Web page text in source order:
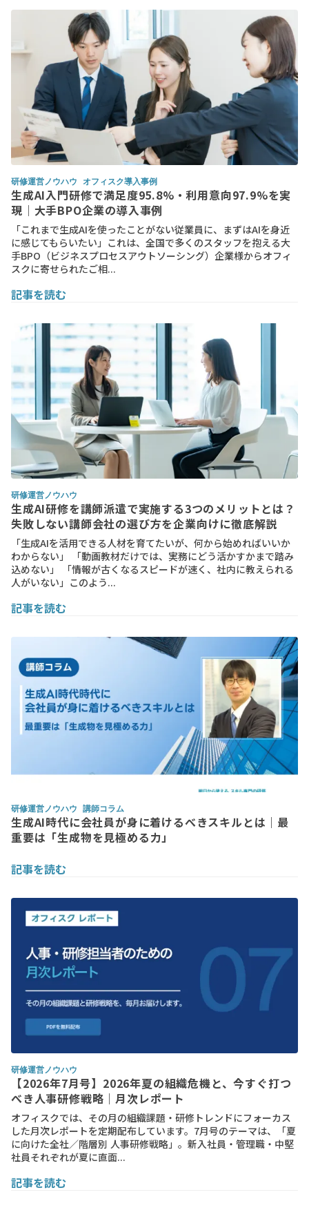
研修運営ノウハウ オフィスク導入事例
生成AI入門研修で満足度95.8%・利用意向97.9%を実
現｜大手BPO企業の導入事例
「これまで生成AIを使ったことがない従業員に、まずはAIを身近
に感じてもらいたい」これは、全国で多くのスタッフを抱える大
手BPO（ビジネスプロセスアウトソーシング）企業様からオフィ
スクに寄せられたご相...
記事を読む
研修運営ノウハウ
生成AI研修を講師派遣で実施する3つのメリットとは？
失敗しない講師会社の選び方を企業向けに徹底解説
「生成AIを活用できる人材を育てたいが、何から始めればいいか
わからない」 「動画教材だけでは、実務にどう活かすかまで踏み
込めない」 「情報が古くなるスピードが速く、社内に教えられる
人がいない」このよう...
記事を読む
研修運営ノウハウ 講師コラム
生成AI時代に会社員が身に着けるべきスキルとは｜最
重要は「生成物を見極める力」
記事を読む
研修運営ノウハウ
【2026年7月号】2026年夏の組織危機と、今すぐ打つ
べき人事研修戦略｜月次レポート
オフィスクでは、その月の組織課題・研修トレンドにフォーカス
した月次レポートを定期配布しています。7月号のテーマは、「夏
に向けた全社／階層別 人事研修戦略」。新入社員・管理職・中堅
社員それぞれが夏に直面...
記事を読む